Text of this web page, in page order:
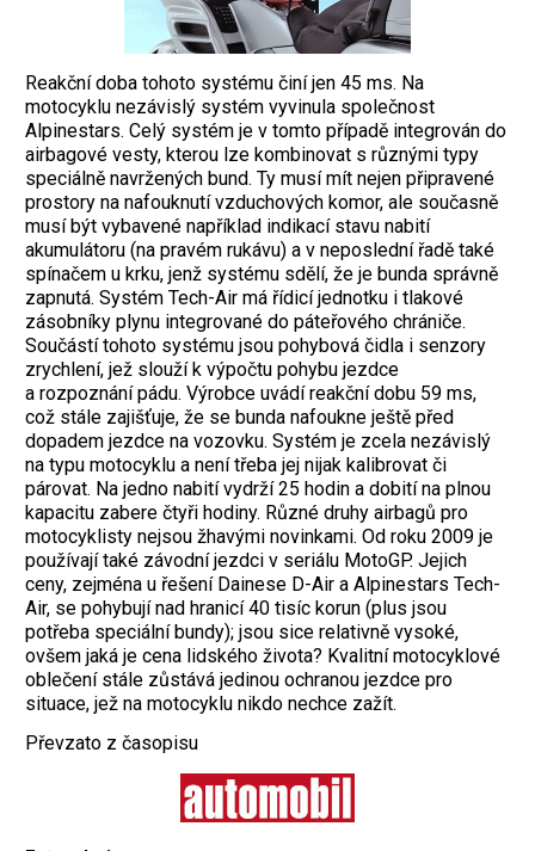
Reakční doba tohoto systému činí jen 45 ms. Na
motocyklu nezávislý systém vyvinula společnost
Alpinestars. Celý systém je v tomto případě integrován do
airbagové vesty, kterou lze kombinovat s různými typy
speciálně navržených bund. Ty musí mít nejen připravené
prostory na nafouknutí vzduchových komor, ale současně
musí být vybavené například indikací stavu nabití
akumulátoru (na pravém rukávu) a v neposlední řadě také
spínačem u krku, jenž systému sdělí, že je bunda správně
zapnutá. Systém Tech-Air má řídicí jednotku i tlakové
zásobníky plynu integrované do páteřového chrániče.
Součástí tohoto systému jsou pohybová čidla i senzory
zrychlení, jež slouží k výpočtu pohybu jezdce
a rozpoznání pádu. Výrobce uvádí reakční dobu 59 ms,
což stále zajišťuje, že se bunda nafoukne ještě před
dopadem jezdce na vozovku. Systém je zcela nezávislý
na typu motocyklu a není třeba jej nijak kalibrovat či
párovat. Na jedno nabití vydrží 25 hodin a dobití na plnou
kapacitu zabere čtyři hodiny. Různé druhy airbagů pro
motocyklisty nejsou žhavými novinkami. Od roku 2009 je
používají také závodní jezdci v seriálu MotoGP. Jejich
ceny, zejména u řešení Dainese D-Air a Alpinestars Tech-
Air, se pohybují nad hranicí 40 tisíc korun (plus jsou
potřeba speciální bundy); jsou sice relativně vysoké,
ovšem jaká je cena lidského života? Kvalitní motocyklové
oblečení stále zůstává jedinou ochranou jezdce pro
situace, jež na motocyklu nikdo nechce zažít.
Převzato z časopisu